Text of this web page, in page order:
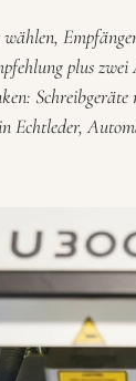
wählen,
plus zwei
Echtleder,